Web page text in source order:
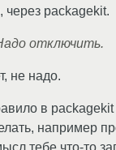
через packagekit.
отключить.
не надо.
в packagekit
например
тебе что-то